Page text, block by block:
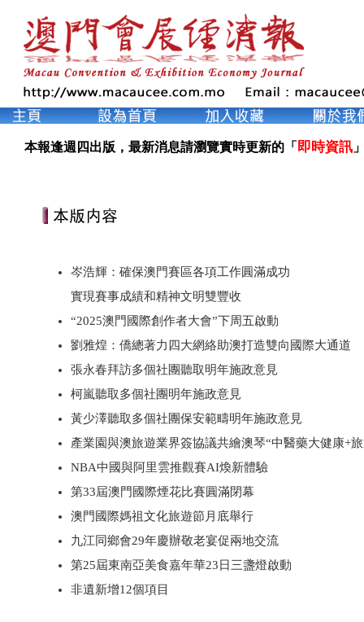
本報逢週四出版，最新消息請瀏覽實時更新的「 即時資訊
岑浩輝：確保澳門賽區各項工作圓滿成功
實現賽事成績和精神文明雙豐收
“2025澳門國際創作者大會”下周五啟動
劉雅煌：僑總著力四大網絡助澳打造雙向國際大通道
張永春拜訪多個社團聽取明年施政意見
柯嵐聽取多個社團明年施政意見
黃少澤聽取多個社團保安範疇明年施政意見
產業園與澳旅遊業界簽協議共繪澳琴“中醫藥大健康+
NBA中國與阿里雲推觀賽AI煥新體驗
第33屆澳門國際煙花比賽圓滿閉幕
澳門國際媽祖文化旅遊節月底舉行
九江同鄉會29年慶辦敬老宴促兩地交流
第25屆東南亞美食嘉年華23日三盞燈啟動
非遺新增12個項目